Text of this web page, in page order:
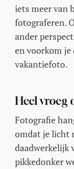
iets meer van
fotograferen.
ander
en voorkom
vakantiefoto.
Heel vroeg
Fotografie
omdat je licht
daadwerkelijk
pikkedonker